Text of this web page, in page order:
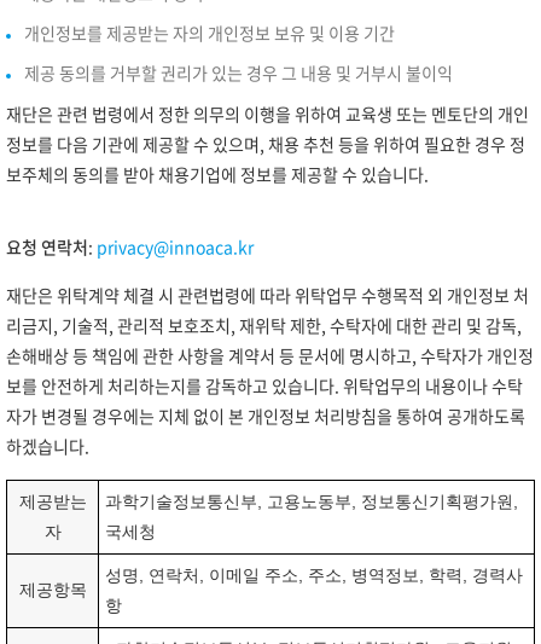
개인정보를 제공받는 자의 개인정보 보유 및 이용 기간
제공 동의를 거부할 권리가 있는 경우 그 내용 및 거부시 불이익
재단은 관련 법령에서 정한 의무의 이행을 위하여 교육생 또는 멘토단의 개인
정보를 다음 기관에 제공할 수 있으며, 채용 추천 등을 위하여 필요한 경우 정
보주체의 동의를 받아 채용기업에 정보를 제공할 수 있습니다.
요청 연락처: privacy@innoaca.kr
재단은 위탁계약 체결 시 관련법령에 따라 위탁업무 수행목적 외 개인정보 처
리금지, 기술적, 관리적 보호조치, 재위탁 제한, 수탁자에 대한 관리 및 감독,
손해배상 등 책임에 관한 사항을 계약서 등 문서에 명시하고, 수탁자가 개인정
보를 안전하게 처리하는지를 감독하고 있습니다. 위탁업무의 내용이나 수탁
자가 변경될 경우에는 지체 없이 본 개인정보 처리방침을 통하여 공개하도록
하겠습니다.
제공받는
자
과학기술정보통신부, 고용노동부, 정보통신기획평가원,
국세청
제공항목
성명, 연락처, 이메일 주소, 주소, 병역정보, 학력, 경력사
항